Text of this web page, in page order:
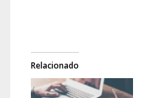
Relacionado